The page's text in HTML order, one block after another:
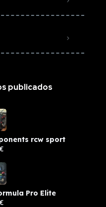
publicados
rcw sport
Pro Elite